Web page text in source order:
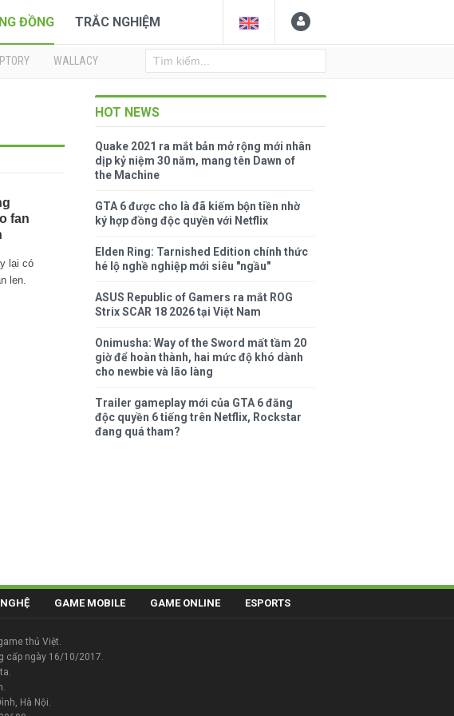
ĐỒNG TRẮC NGHIỆM
WALLACY
fan
lại có
len.
HOT NEWS
Quake 2021 ra mắt bản mở rộng mới nhân
dịp kỷ niệm 30 năm, mang tên Dawn of
the Machine
GTA 6 được cho là đã kiếm bộn tiền nhờ
ký hợp đồng độc quyền với Netflix
Elden Ring: Tarnished Edition chính thức
hé lộ nghề nghiệp mới siêu "ngầu"
ASUS Republic of Gamers ra mắt ROG
Strix SCAR 18 2026 tại Việt Nam
Onimusha: Way of the Sword mất tầm 20
giờ để hoàn thành, hai mức độ khó dành
cho newbie và lão làng
Trailer gameplay mới của GTA 6 đăng
độc quyền 6 tiếng trên Netflix, Rockstar
đang quá tham?
GAME MOBILE GAME ONLINE ESPORTS
thủ Việt.
cấp ngày 16/10/2017.
Hà Nội.